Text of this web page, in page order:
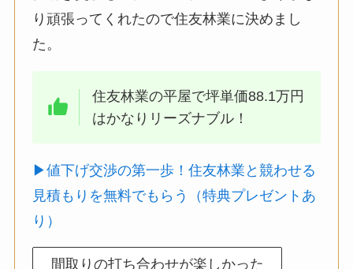
り頑張ってくれたので住友林業に決めまし
た。
住友林業の平屋で坪単価88.1万円
はかなりリーズナブル！
▶値下げ交渉の第一歩！住友林業と競わせる
見積もりを無料でもらう（特典プレゼントあ
り）
間取りの打ち合わせが楽しかった